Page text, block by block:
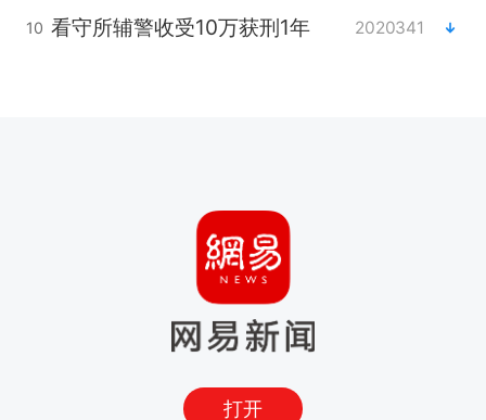
10 看守所辅警收受10万获刑1年 2020341
打开